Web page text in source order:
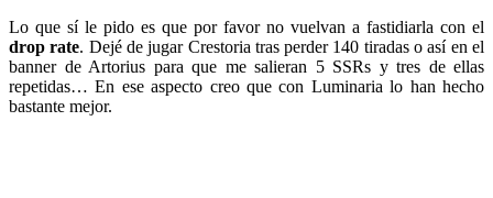
Lo que sí le pido es que por favor no vuelvan a fastidiarla con el
drop rate. Dejé de jugar Crestoria tras perder 140 tiradas o así en el
banner de Artorius para que me salieran 5 SSRs y tres de ellas
repetidas… En ese aspecto creo que con Luminaria lo han hecho
bastante mejor.